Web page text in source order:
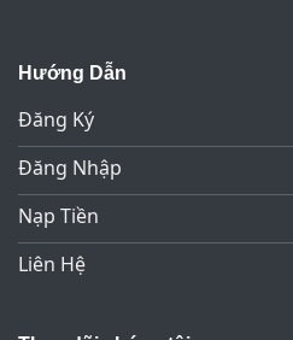
Hướng Dẫn
Đăng Ký
Đăng Nhập
Nạp Tiền
Liên Hệ